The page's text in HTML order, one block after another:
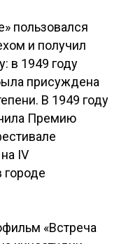
пользовался
и получил
в 1949 году
присуждена
В 1949 году
Премию
IV
«Встреча